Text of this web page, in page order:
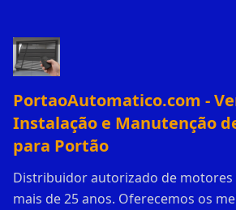
PortaoAutomatico.com -
Instalação e Manutenção
para Portão
Distribuidor autorizado de
mais de 25 anos. Oferecemos os